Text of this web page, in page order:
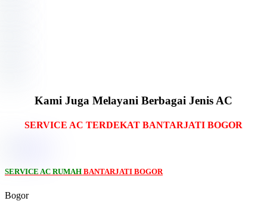
Kami Juga Melayani Berbagai Jenis AC
SERVICE AC TERDEKAT BANTARJATI BOGOR
SERVICE AC RUMAH BANTARJATI BOGOR
Bogor